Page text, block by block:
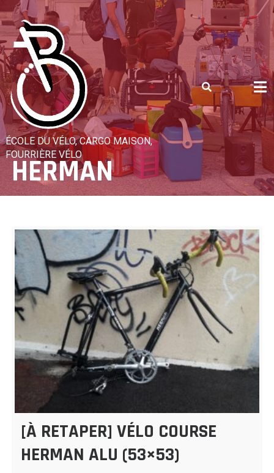
Skip
to
content
ÉCOLE DU VÉLO, CARGO MAISON,
FOURRIÈRE VÉLO
HERMAN
[À RETAPER] VÉLO COURSE
HERMAN ALU (53×53)